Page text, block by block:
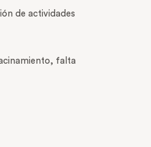
de actividades
falta